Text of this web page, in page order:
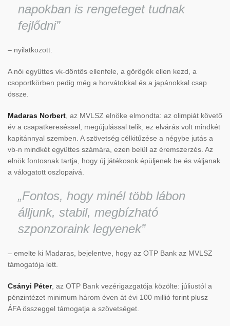
napokban is rengeteget tudnak
fejlődni”
– nyilatkozott.
A női együttes vk-döntős ellenfele, a görögök ellen kezd, a
csoportkörben pedig még a horvátokkal és a japánokkal csap
össze.
Madaras Norbert , az MVLSZ elnöke elmondta: az olimpiát követő
év a csapatkereséssel, megújulással telik, ez elvárás volt mindkét
kapitánnyal szemben. A szövetség célkitűzése a négybe jutás a
vb-n mindkét együttes számára, ezen belül az éremszerzés. Az
elnök fontosnak tartja, hogy új játékosok épüljenek be és váljanak
a válogatott oszlopaivá.
„Fontos, hogy minél több lábon
álljunk, stabil, megbízható
szponzoraink legyenek”
– emelte ki Madaras, bejelentve, hogy az OTP Bank az MVLSZ
támogatója lett.
Csányi Péter, az OTP Bank vezérigazgatója közölte: júliustól a
pénzintézet minimum három éven át évi 100 millió forint plusz
ÁFA összeggel támogatja a szövetséget.